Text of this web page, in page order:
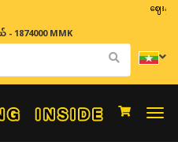
ဈေးနှုန်းမ
- 1874000 MMK